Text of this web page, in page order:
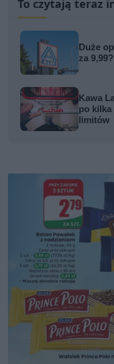
To czytają teraz
Duże
za
Kawa
po kilka
limitów